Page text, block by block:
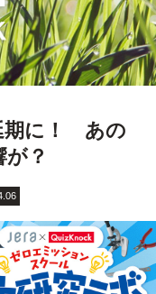
期に！ あの
？